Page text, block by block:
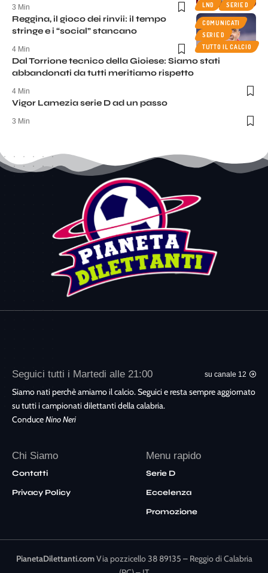
LND
SERIE D
3 Min
COMUNICATI
SERIE D
TUTTO IL CALCIO
Reggina, il gioco dei rinvii: il tempo
stringe e i “social” stancano
4 Min
Dal Torrione tecnico della Gioiese: Siamo stati
abbandonati da tutti meritiamo rispetto
4 Min
Vigor Lamezia serie D ad un passo
3 Min
Seguici tutti i Martedi alle 21:00 su canale 12
Siamo nati perchè amiamo il calcio. Seguici e resta sempre aggiornato
su tutti i campionati dilettanti della calabria.
ConduceNino Neri
Chi Siamo
Contatti
Privacy Policy
Menu rapido
Serie D
Eccelenza
Promozione
PianetaDilettanti.comVia pozzicello 38 89135 – Reggio di Calabria